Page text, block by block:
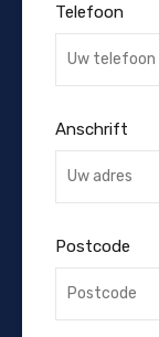
Telefoon
Anschrift
Postcode